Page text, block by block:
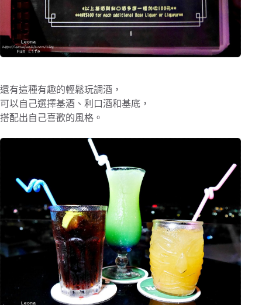
還有這種有趣的輕鬆玩調酒，
可以自己選擇基酒、利口酒和基底，
搭配出自己喜歡的風格。